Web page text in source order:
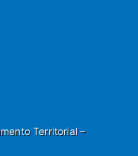
Territorial –